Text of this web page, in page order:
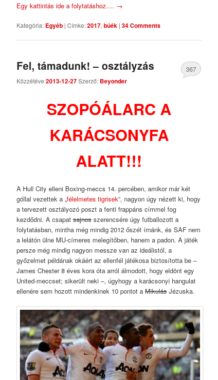
Egy kattintás ide a folytatáshoz…. →
Kategória: Egyéb |Címke:2017,búék |34 Comments
Fel, támadunk! – osztályzás
Közzétéve2013-12-27Szerző: Beyonder
367
SZOPÓÁLARC A
KARÁCSONYFA
ALATT!!!
A Hull City elleni Boxing-meccs 14. percében, amikor már két
góllal vezettek a „félelmetes tigrisek”, nagyon úgy nézett ki, hogy
a tervezett osztályozó poszt a fenti frappáns címmel fog
kezdődni. A csapatsajnos szerencsére úgy futballozott a
folytatásban, mintha még mindig 2012 őszét írnánk, és SAF nem
a lelátón ülne MU-címeres melegítőben, hanem a padon. A játék
persze még mindig nagyon messze van az ideálistól, a
győzelmet példának okáért az ellenfél játékosa biztosította be –
James Chester 8 éves kora óta arról álmodott, hogy eldönt egy
United-meccset; sikerült neki –, úgyhogy a karácsonyi hangulat
ellenére sem hozott mindenkinek 10 pontot aMikulás Jézuska.